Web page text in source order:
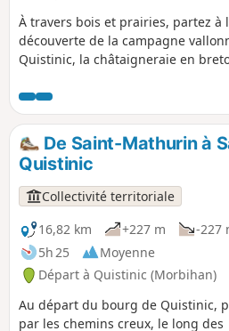
À travers bois et prairies, partez à
découverte de la campagne
Quistinic, la châtaigneraie en
ruisseaux. Admirez les vastes
Vallée du Blavet et traversez les
contant la vie rurale d’hier et
De Saint-Mathurin à
Quistinic
Collectivité territoriale
16,82 km
+227 m
-227
5h 25
Moyenne
Départ à Quistinic (Morbihan)
Au départ du bourg de Quistinic,
par les chemins creux, le long des